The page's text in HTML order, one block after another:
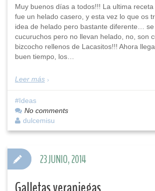
Muy buenos días a todos!!! La ultima
fue un helado casero, y esta vez lo que os
idea de helado pero bastante diferente…
cucuruchos pero no llevan helado, no, son
bizcocho rellenos de Lacasitos!!! Ahora
buen tiempo, los…
Leer más
Ideas
No comments
dulcemisu
23 JUNIO, 2014